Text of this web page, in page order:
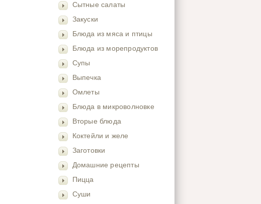
Сытные салаты
Закуски
Блюда из мяса и птицы
Блюда из морепродуктов
Супы
Выпечка
Омлеты
Блюда в микроволновке
Вторые блюда
Коктейли и желе
Заготовки
Домашние рецепты
Пицца
Суши